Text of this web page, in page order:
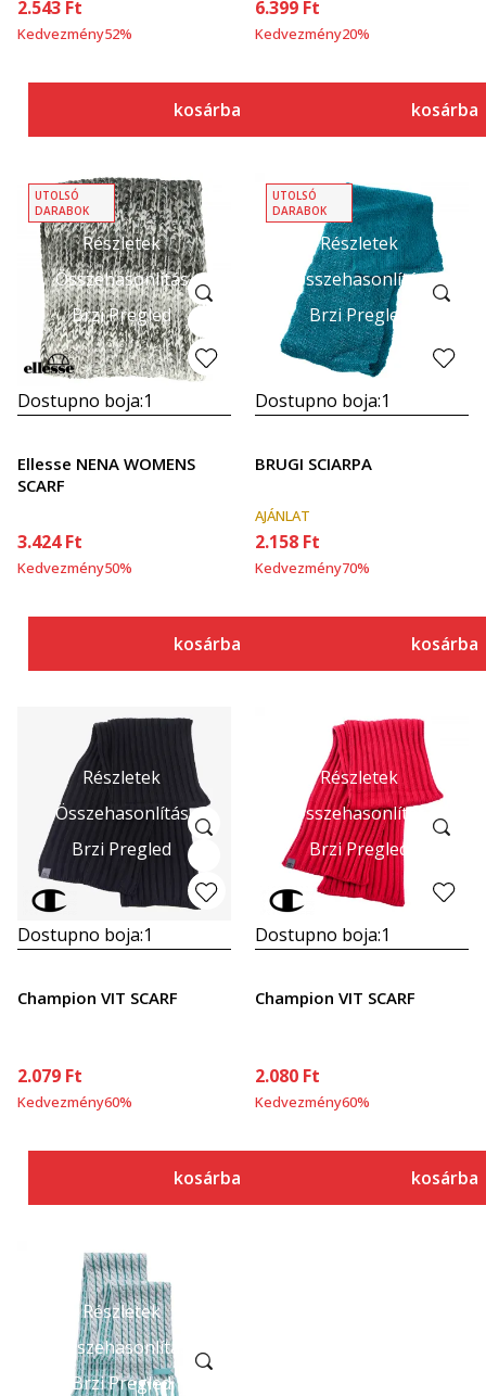
2.543 Ft
Kedvezmény52%
kosárba
6.399 Ft
Kedvezmény20%
kosárba
Részletek
Összehasonlítás
Brzi Pregled
UTOLSÓ
DARABOK
Dostupno boja:1
Ellesse NENA WOMENS
SCARF
3.424 Ft
Kedvezmény50%
kosárba
Részletek
Összehasonlítás
Brzi Pregled
UTOLSÓ
DARABOK
Dostupno boja:1
BRUGI SCIARPA
AJÁNLAT
2.158 Ft
Kedvezmény70%
kosárba
Részletek
Összehasonlítás
Brzi Pregled
Dostupno boja:1
Champion VIT SCARF
2.079 Ft
Kedvezmény60%
kosárba
Részletek
Összehasonlítás
Brzi Pregled
Dostupno boja:1
Champion VIT SCARF
2.080 Ft
Kedvezmény60%
kosárba
Részletek
Összehasonlítás
Brzi Pregled